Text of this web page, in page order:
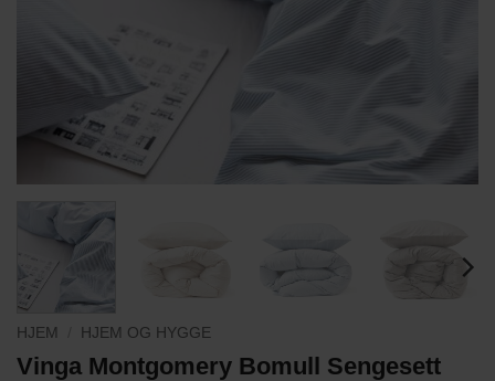
HJEM HJEM OG HYGGE
Vinga Montgomery Bomull Sengesett